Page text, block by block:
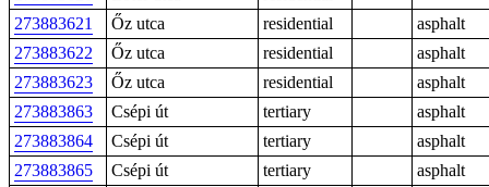
273883621
Őz utca residential
asphalt
273883622
Őz utca residential
asphalt
273883623
Őz utca residential
asphalt
273883863
Csépi út tertiary
asphalt
273883864
Csépi út tertiary
asphalt
273883865
Csépi út tertiary
asphalt